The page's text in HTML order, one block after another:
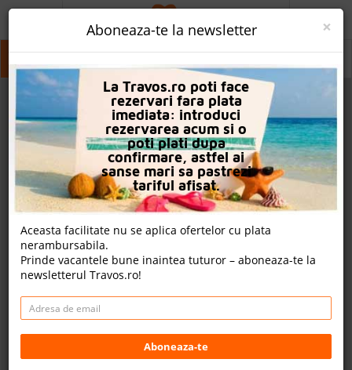
Bansko Bansko
PROMO
CAUTA REZERVARE
OFERTA PERSONALIZATA
DESPRE NOI
LOGIN
CAZARE
CHARTER AVION
CAZARE + AUTOCAR
CONTACT
×
Aboneaza-te la newsletter
La Travos.ro poti face
rezervari fara plata
imediata: introduci
rezervarea acum si o
poti plati dupa
confirmare, astfel ai
sanse mari sa pastrezi
tariful afisat.
Aceasta facilitate nu se aplica ofertelor cu plata
nerambursabila.
Prinde vacantele bune inaintea tuturor – aboneaza-te la
newsletterul Travos.ro!
Aboneaza-te